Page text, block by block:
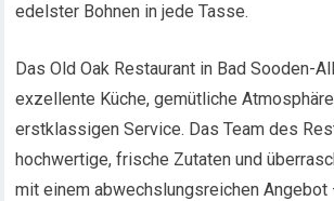
edelster Bohnen in jede Tasse.
Das Old Oak Restaurant in Bad Sooden-
exzellente Küche, gemütliche
erstklassigen Service. Das Team des
hochwertige, frische Zutaten und
mit einem abwechslungsreichen Angebot